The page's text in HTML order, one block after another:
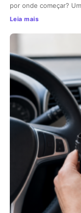
por onde começar?
Leia mais